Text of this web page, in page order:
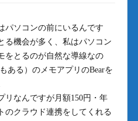
ソコンの前にいるんです
る機会が多く、私はパソコン
をとるのが自然な導線なの
ある）のメモアプリのBearを
なんですが月額150円・年
のクラウド連携をしてくれる